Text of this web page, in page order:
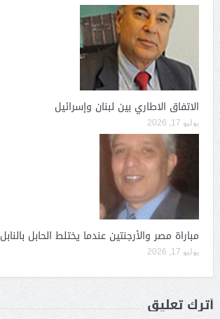
الاتفاق الاطاري بين لبنان وإسرائيل
يوليو 17, 2026
مباراة مصر والأرجنتين عندما يختلط الحابل بالنابل
يوليو 17, 2026
أترك تعليق